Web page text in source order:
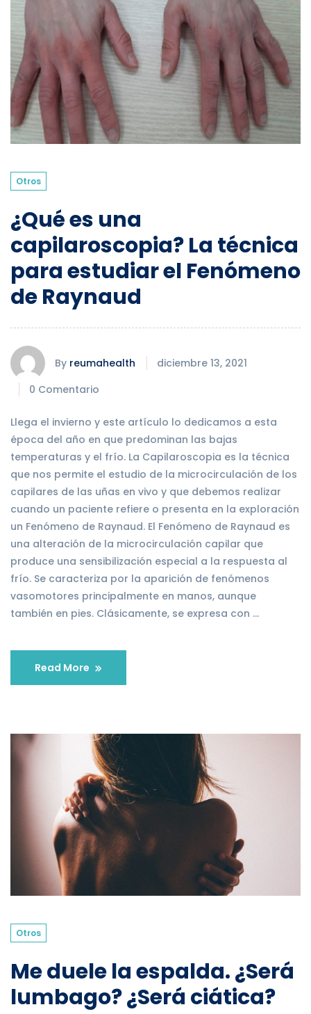
Otros
¿Qué es una
capilaroscopia? La técnica
para estudiar el Fenómeno
de Raynaud
By reumahealth
diciembre 13, 2021
0 Comentario
Llega el invierno y este artículo lo dedicamos a esta
época del año en que predominan las bajas
temperaturas y el frío. La Capilaroscopia es la técnica
que nos permite el estudio de la microcirculación de los
capilares de las uñas en vivo y que debemos realizar
cuando un paciente refiere o presenta en la exploración
un Fenómeno de Raynaud. El Fenómeno de Raynaud es
una alteración de la microcirculación capilar que
produce una sensibilización especial a la respuesta al
frío. Se caracteriza por la aparición de fenómenos
vasomotores principalmente en manos, aunque
también en pies. Clásicamente, se expresa con …
Read More
Otros
Me duele la espalda. ¿Será
lumbago? ¿Será ciática?